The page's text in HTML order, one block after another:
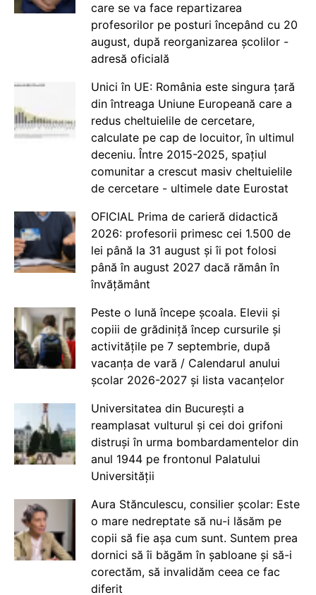
care se va face repartizarea
profesorilor pe posturi începând cu 20
august, după reorganizarea școlilor -
adresă oficială
Unici în UE: România este singura țară
din întreaga Uniune Europeană care a
redus cheltuielile de cercetare,
calculate pe cap de locuitor, în ultimul
deceniu. Între 2015-2025, spațiul
comunitar a crescut masiv cheltuielile
de cercetare - ultimele date Eurostat
OFICIAL Prima de carieră didactică
2026: profesorii primesc cei 1.500 de
lei până la 31 august și îi pot folosi
până în august 2027 dacă rămân în
învățământ
Peste o lună începe școala. Elevii și
copiii de grădiniță încep cursurile și
activitățile pe 7 septembrie, după
vacanța de vară / Calendarul anului
școlar 2026-2027 și lista vacanțelor
Universitatea din București a
reamplasat vulturul și cei doi grifoni
distruși în urma bombardamentelor din
anul 1944 pe frontonul Palatului
Universității
Aura Stănculescu, consilier școlar: Este
o mare nedreptate să nu-i lăsăm pe
copii să fie așa cum sunt. Suntem prea
dornici să îi băgăm în șabloane și să-i
corectăm, să invalidăm ceea ce fac
diferit